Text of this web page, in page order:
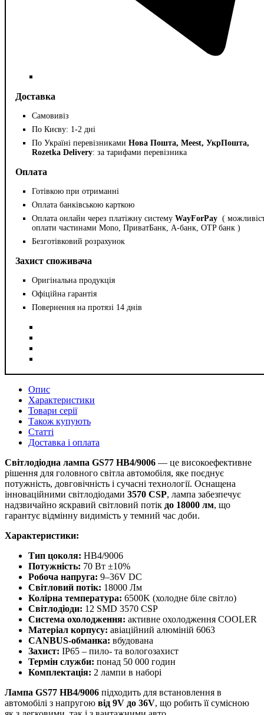
Доставка
Самовивіз
По Києву: 1-2 дні
По Україні перевізниками Нова Пошта, Meest, УкрПошта,
Rozetka Delivery: за тарифами перевізника
Оплата
Готівкою при отриманні
Оплата банківською карткою
Оплата онлайн через платіжну систему WayForPay (
оплати частинами Mono, ПриватБанк, А-банк, OTP банк )
Безготівковий розрахунок
Захист споживача
Оригінальна продукція
Офіційна гарантія
Повернення на протязі 14 днів
Опис
Характеристики
Товари серії
Також купують
Статті
Доставка і оплата
Світлодіодна лампа GS77 HB4/9006 — це високоефективне
рішення для головного світла автомобіля, яке поєднує
потужність, довговічність і сучасні технології. Оснащена
інноваційними світлодіодами 3570 CSP, лампа забезпечує
надзвичайно яскравий світловий потік до 18000 лм, що
гарантує відмінну видимість у темний час доби.
Характеристики:
Тип цоколя: HB4/9006
Потужність: 70 Вт ±10%
Робоча напруга: 9–36V DC
Світловий потік: 18000 Лм
Колірна температура: 6500K (холодне біле світло)
Світлодіоди: 12 SMD 3570 CSP
Система охолодження: активне охолодження COOLER
Матеріал корпусу: авіаційний алюміній 6063
CANBUS-обманка: вбудована
Захист: IP65 – пило- та вологозахист
Термін служби: понад 50 000 годин
Комплектація: 2 лампи в наборі
Лампа GS77 HB4/9006 підходить для встановлення в
автомобілі з напругою від 9V до 36V, що робить її сумісною